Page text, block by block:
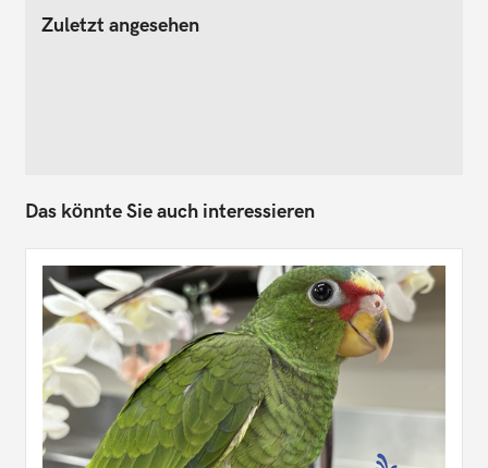
Zuletzt angesehen
Das könnte Sie auch interessieren